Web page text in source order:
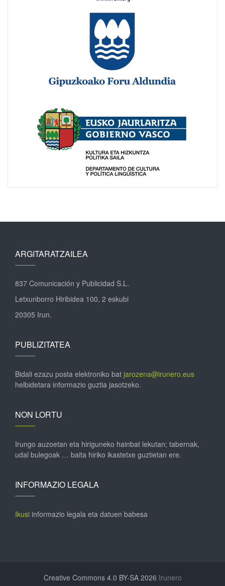
ARGITARATZAILEA
837 Comunicación y Publicidad S.L.
Letxunborro Hiribidea 100, 2 eskubi
20305 Irun.
PUBLIZITATEA
Bidali ezazu posta elektroniko bat jarozena@irunero.eus
helbidetara informazio guztia jasotzeko.
NON LORTU
Irungo auzoetan eta hiriguneko hainbat lekutan; tabernak,
udal bulegoak … baita hiriko ikastetxe guztietan ere.
INFORMAZIO LEGALA
Ikusi informazio legala eta datuen babesa
Creative Commons 4.0 BY-SA 2026 Irunero